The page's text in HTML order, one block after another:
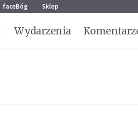
faceBóg Sklep
Wydarzenia